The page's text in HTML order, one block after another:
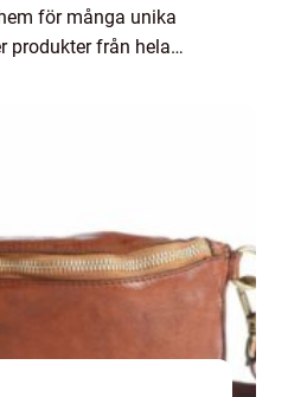
för många unika
produkter från hela